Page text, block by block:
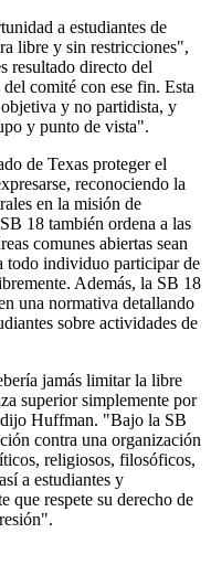
a estudiantes de
libre y sin restricciones",
resultado directo del
comité con ese fin. Esta
y no partidista, y
y punto de vista".
de Texas proteger el
reconociendo la
en la misión de
18 también ordena a las
comunes abiertas sean
todo individuo participar de
Además, la SB 18
una normativa detallando
sobre actividades de
jamás limitar la libre
superior simplemente por
Huffman. "Bajo la SB
contra una organización
religiosos, filosóficos,
a estudiantes y
que respete su derecho de